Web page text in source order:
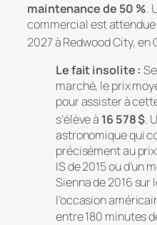
maintenance de 50 %.
commercial est
2027 à Redwood City, en
Le fait insolite :
marché, le prix
pour assister à
s’élève à 16 578 $.
astronomique qui
précisément au prix
IS de 2015 ou d’un
Sienna de 2016 sur
l’occasion
entre 180 minutes